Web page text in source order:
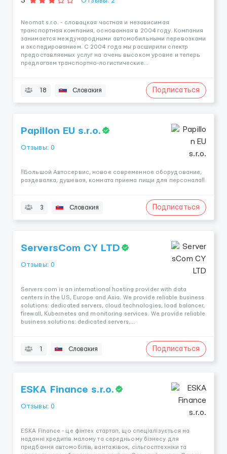
Neomat s.r.o. - словацкая частная и независимая
транспортная компания, основанная в 2004 году. Компания
занимается международными автомобильными перевозками
и экспедированием. С 2004 года мы расширили спектр
предоставляемых услуг на очень высоком уровне и теперь
предлагаем транспортно-логистические...
18 Словакия Подписаться
Papillon EU s.r.o.
Отзывы: 0
‼️Большой Автосервис, новое современное оборудование,
раздевалка, душевая, комната приема пищи для персонала‼️
3 Словакия Подписаться
ServersCom CY LTD
Отзывы: 0
Servers com is an international hosting provider with data
centers in the US, Europe and Asia. We provide reliable business
solutions: dedicated servers, cloud technologies, load balancer,
firewall, Kubernetes and monitoring services. We provide reliable
business solutions: dedicated servers,...
1 Словакия Подписаться
ESKA Finance s.r.o.
Отзывы: 0
ESKA Finance - це фінтех стартап, що спеціалізується на
наданні кредитів малому та середньому бізнесу для
придбання автомобілів, вантажівок, сільгосптехніки та